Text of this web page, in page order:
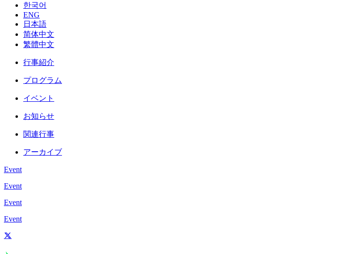
한국어
ENG
日本語
简体中文
繁體中文
行事紹介
プログラム
イベント
お知らせ
関連行事
アーカイブ
Event
Event
Event
Event